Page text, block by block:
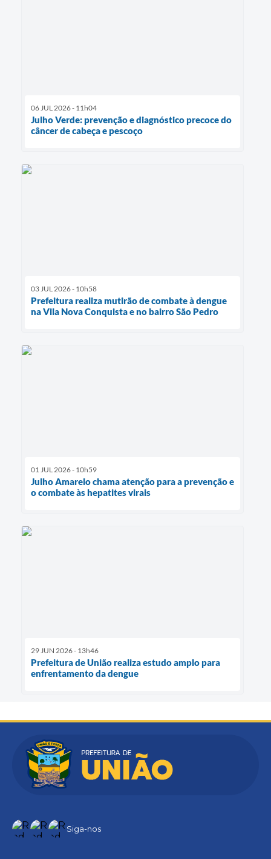
06 JUL 2026 - 11h04
Julho Verde: prevenção e diagnóstico precoce do
câncer de cabeça e pescoço
03 JUL 2026 - 10h58
Prefeitura realiza mutirão de combate à dengue
na Vila Nova Conquista e no bairro São Pedro
01 JUL 2026 - 10h59
Julho Amarelo chama atenção para a prevenção e
o combate às hepatites virais
29 JUN 2026 - 13h46
Prefeitura de União realiza estudo amplo para
enfrentamento da dengue
Siga-nos